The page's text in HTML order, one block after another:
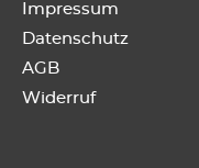
Impressum
Datenschutz
AGB
Widerruf